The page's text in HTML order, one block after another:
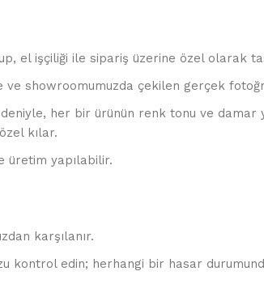
el işçiliği ile sipariş üzerine özel olarak
showroomumuzda çekilen gerçek
her bir ürünün renk tonu ve damar
kılar.
üretim yapılabilir.
karşılanır.
kontrol edin; herhangi bir hasar